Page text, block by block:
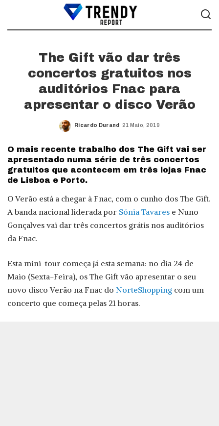
The Gift vão dar três
concertos gratuitos nos
auditórios Fnac para
apresentar o disco Verão
Posted
Ricardo Durand 21 Maio, 2019
O mais recente trabalho dos The Gift vai ser
apresentado numa série de três concertos
gratuitos que acontecem em três lojas Fnac
de Lisboa e Porto.
O Verão está a chegar à Fnac, com o cunho dos The Gift.
A banda nacional liderada por Sónia Tavares e Nuno
Gonçalves vai dar três concertos grátis nos auditórios
da Fnac.
Esta mini-tour começa já esta semana: no dia 24 de
Maio (Sexta-Feira), os The Gift vão apresentar o seu
novo disco Verão na Fnac do NorteShopping com um
concerto que começa pelas 21 horas.